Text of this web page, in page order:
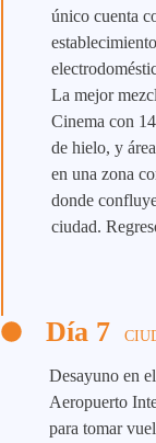
único cuenta
La mejor
Cinema con
de hielo, y
en una zona
donde
ciudad.
Día 7
Desayuno en
Aeropuerto
para tomar